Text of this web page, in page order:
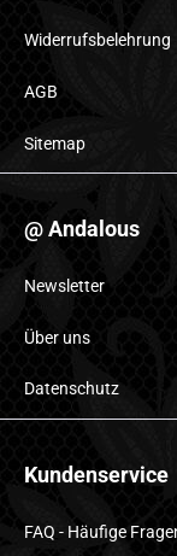
Widerrufsbelehrung
AGB
Sitemap
@ Andalous
Newsletter
Über uns
Datenschutz
Kundenservice
FAQ - Häufige